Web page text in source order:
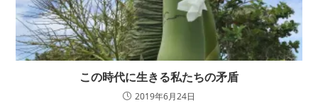
この時代に生きる私たちの矛盾
2019年6月24日